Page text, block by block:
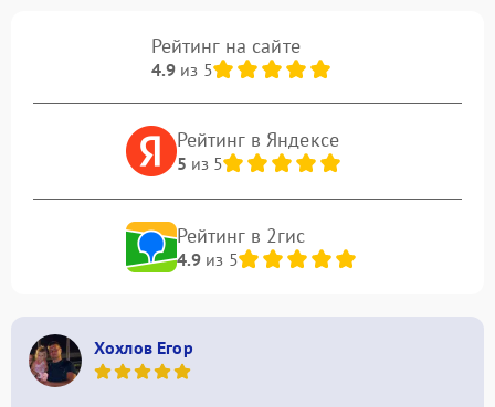
Рейтинг на сайте
4.9из 5
Рейтинг в Яндексе
5 из 5
Рейтинг в 2гис
4.9из 5
Хохлов Егор